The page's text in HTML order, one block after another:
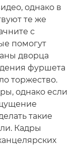
однако в
те же
с
помогут
дворца
фуршета
торжество.
однако если
такие
Кадры